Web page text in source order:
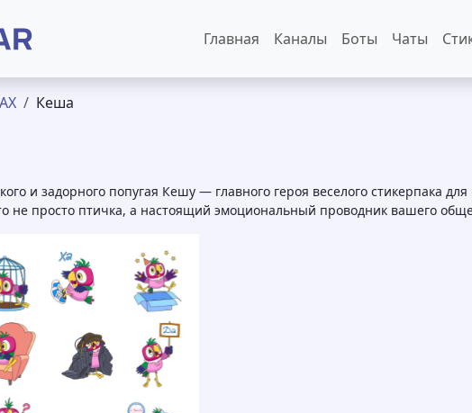
Основная навигация
Главная Каналы Боты Чаты
Кеша
и задорного попугая Кешу — главного героя веселого стикерпака
просто птичка, а настоящий эмоциональный проводник вашего